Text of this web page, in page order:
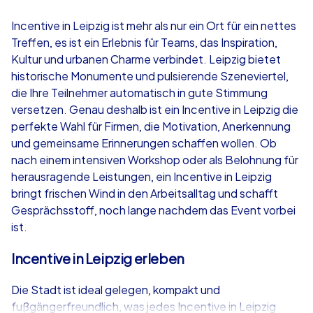
ab €49,99
iPad Tour
Leipzig
ab €49,99
Krimi iPad
Leipzig
Incentive in Leipzig ist mehr als nur ein Ort für ein nettes
Treffen, es ist ein Erlebnis für Teams, das Inspiration,
Kultur und urbanen Charme verbindet. Leipzig bietet
historische Monumente und pulsierende Szeneviertel,
die Ihre Teilnehmer automatisch in gute Stimmung
versetzen. Genau deshalb ist ein Incentive in Leipzig die
perfekte Wahl für Firmen, die Motivation, Anerkennung
und gemeinsame Erinnerungen schaffen wollen. Ob
nach einem intensiven Workshop oder als Belohnung für
herausragende Leistungen, ein Incentive in Leipzig
bringt frischen Wind in den Arbeitsalltag und schafft
Gesprächsstoff, noch lange nachdem das Event vorbei
ist.
Incentive in Leipzig erleben
Die Stadt ist ideal gelegen, kompakt und
fußgängerfreundlich, was jedes Incentive in Leipzig